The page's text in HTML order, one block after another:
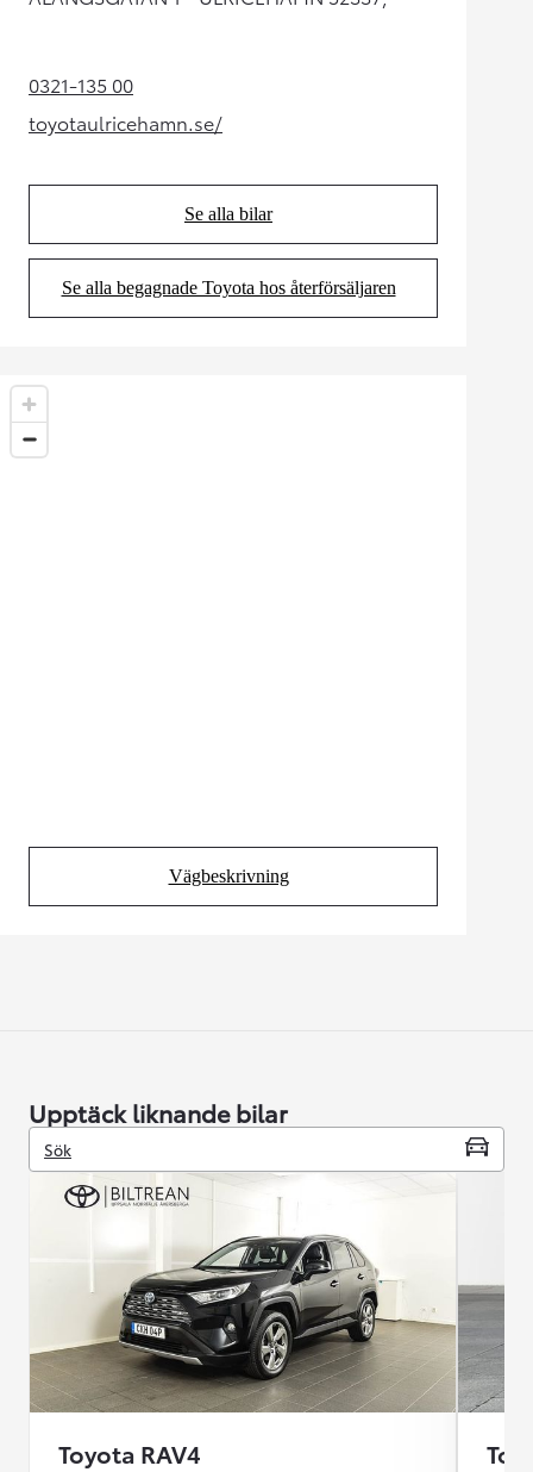
0321-135 00(Opens in new tab)
toyotaulricehamn.se/
(Opens in new tab)
Se alla bilar
(Opens in new tab)
Se alla begagnade Toyota hos återförsäljaren
(Opens in new tab)
Vägbeskrivning
(Opens in new tab)
Upptäck liknande bilar
Sök
Toyota RAV4